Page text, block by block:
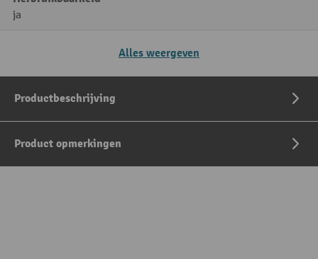
ja
Alles weergeven
Productbeschrijving
Product opmerkingen